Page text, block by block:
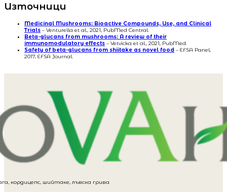
Източници
Medicinal Mushrooms: Bioactive Compounds, Use, and Clinical
Trials – Venturella et al., 2021, PubMed Central.
Beta-glucans from mushrooms: A review of their
immunomodulatory effects – Vetvicka et al., 2021, PubMed.
Safety of beta-glucans from shiitake as novel food – EFSA Panel,
2017, EFSA Journal.
кордицепс, шийтаке, лъвска грива